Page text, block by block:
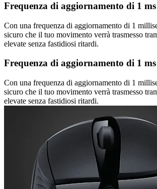
Frequenza di aggiornamento di 1 ms
Con una frequenza di aggiornamento di 1
sicuro che il tuo movimento verrà trasmesso
elevate senza fastidiosi ritardi.
Frequenza di aggiornamento di 1 ms
Con una frequenza di aggiornamento di 1
sicuro che il tuo movimento verrà trasmesso
elevate senza fastidiosi ritardi.